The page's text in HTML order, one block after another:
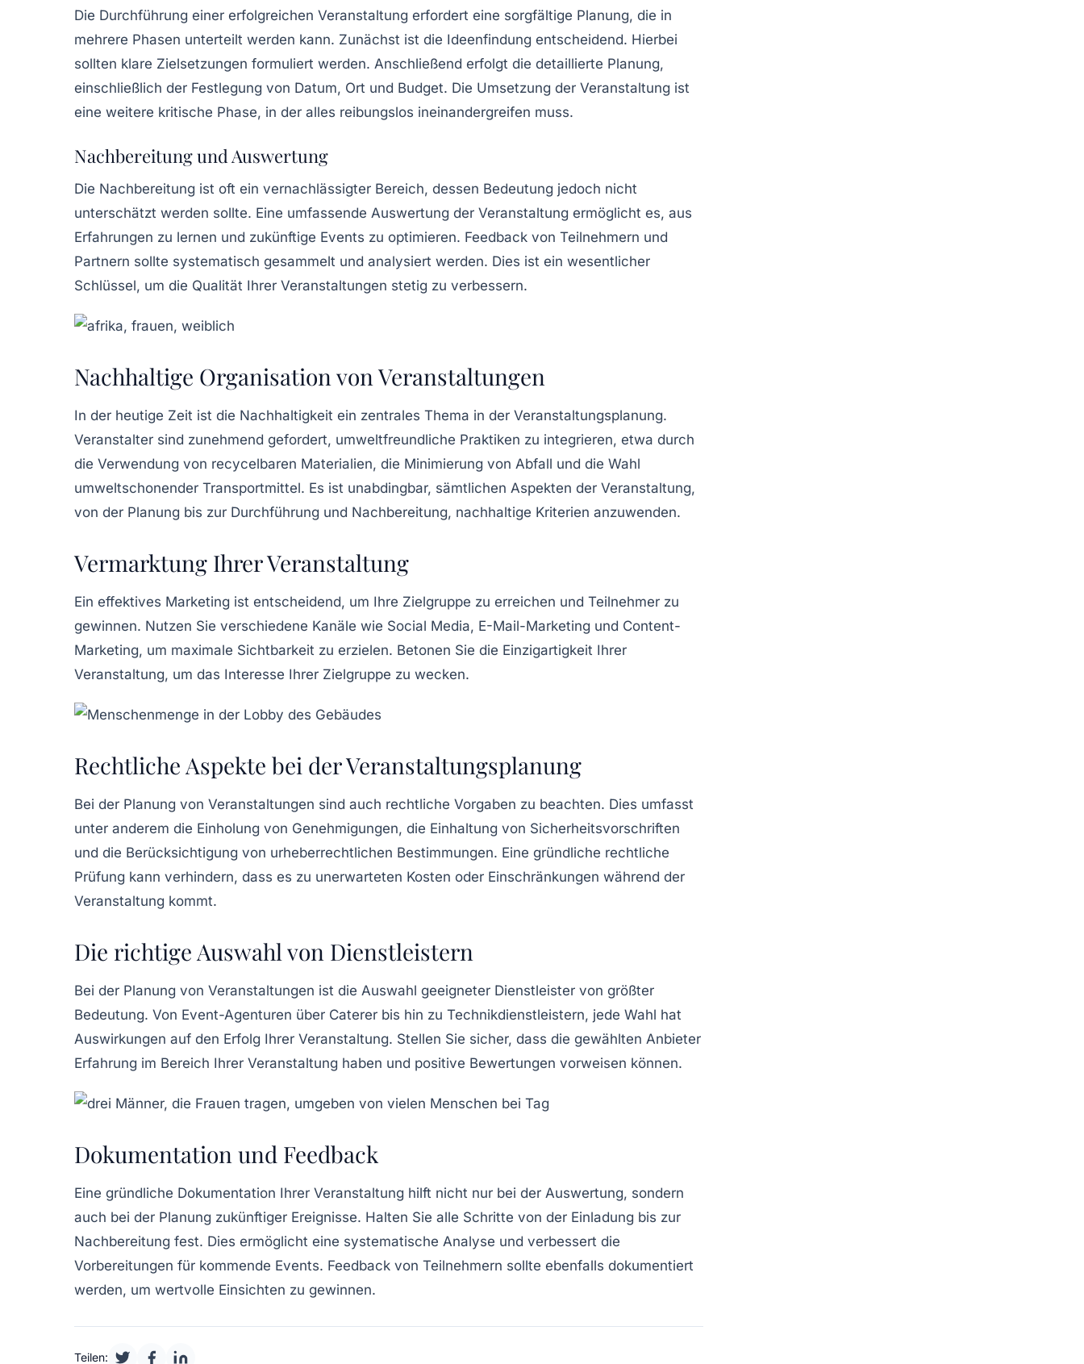
Die Durchführung einer erfolgreichen Veranstaltung erfordert eine sorgfältige Planung, die in
mehrere Phasen unterteilt werden kann. Zunächst ist die Ideenfindung entscheidend. Hierbei
sollten klare Zielsetzungen formuliert werden. Anschließend erfolgt die detaillierte Planung,
einschließlich der Festlegung von Datum, Ort und Budget. Die Umsetzung der Veranstaltung ist
eine weitere kritische Phase, in der alles reibungslos ineinandergreifen muss.
Nachbereitung und Auswertung
Die Nachbereitung ist oft ein vernachlässigter Bereich, dessen Bedeutung jedoch nicht
unterschätzt werden sollte. Eine umfassende Auswertung der Veranstaltung ermöglicht es, aus
Erfahrungen zu lernen und zukünftige Events zu optimieren. Feedback von Teilnehmern und
Partnern sollte systematisch gesammelt und analysiert werden. Dies ist ein wesentlicher
Schlüssel, um die Qualität Ihrer Veranstaltungen stetig zu verbessern.
Nachhaltige Organisation von Veranstaltungen
In der heutige Zeit ist die Nachhaltigkeit ein zentrales Thema in der Veranstaltungsplanung.
Veranstalter sind zunehmend gefordert, umweltfreundliche Praktiken zu integrieren, etwa durch
die Verwendung von recycelbaren Materialien, die Minimierung von Abfall und die Wahl
umweltschonender Transportmittel. Es ist unabdingbar, sämtlichen Aspekten der Veranstaltung,
von der Planung bis zur Durchführung und Nachbereitung, nachhaltige Kriterien anzuwenden.
Vermarktung Ihrer Veranstaltung
Ein effektives Marketing ist entscheidend, um Ihre Zielgruppe zu erreichen und Teilnehmer zu
gewinnen. Nutzen Sie verschiedene Kanäle wie Social Media, E-Mail-Marketing und Content-
Marketing, um maximale Sichtbarkeit zu erzielen. Betonen Sie die Einzigartigkeit Ihrer
Veranstaltung, um das Interesse Ihrer Zielgruppe zu wecken.
Rechtliche Aspekte bei der Veranstaltungsplanung
Bei der Planung von Veranstaltungen sind auch rechtliche Vorgaben zu beachten. Dies umfasst
unter anderem die Einholung von Genehmigungen, die Einhaltung von Sicherheitsvorschriften
und die Berücksichtigung von urheberrechtlichen Bestimmungen. Eine gründliche rechtliche
Prüfung kann verhindern, dass es zu unerwarteten Kosten oder Einschränkungen während der
Veranstaltung kommt.
Die richtige Auswahl von Dienstleistern
Bei der Planung von Veranstaltungen ist die Auswahl geeigneter Dienstleister von größter
Bedeutung. Von Event-Agenturen über Caterer bis hin zu Technikdienstleistern, jede Wahl hat
Auswirkungen auf den Erfolg Ihrer Veranstaltung. Stellen Sie sicher, dass die gewählten Anbieter
Erfahrung im Bereich Ihrer Veranstaltung haben und positive Bewertungen vorweisen können.
Dokumentation und Feedback
Eine gründliche Dokumentation Ihrer Veranstaltung hilft nicht nur bei der Auswertung, sondern
auch bei der Planung zukünftiger Ereignisse. Halten Sie alle Schritte von der Einladung bis zur
Nachbereitung fest. Dies ermöglicht eine systematische Analyse und verbessert die
Vorbereitungen für kommende Events. Feedback von Teilnehmern sollte ebenfalls dokumentiert
werden, um wertvolle Einsichten zu gewinnen.
Teilen: